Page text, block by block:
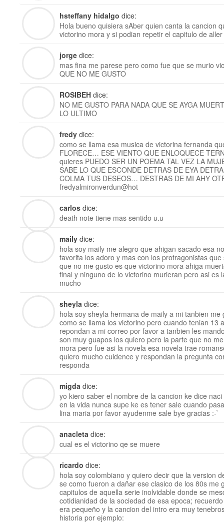
hsteffany hidalgo dice:
Hola bueno quisiera sAber quien canta la cancion
victorino mora y si podian repetir el capitulo de
jorge dice:
mas fina me parese pero como fue que se murio
QUE NO ME GUSTO
ROSIBEH dice:
NO ME GUSTO PARA NADA QUE SE AYGA
LO ULTIMO
fredy dice:
como se llama esa musica de victorina fernanda
FLORECE… ESE VIENTO QUE ENLOQUECE
quieres PUEDO SER UN POEMA TAL VEZ LA
SABE LO QUE ESCONDE DETRAS DE EYA
COLMA TUS DESEOS… DESTRAS DE MI AHY
fredyalmironverdun@hot
carlos dice:
death note tiene mas sentido u.u
maily dice:
hola soy maily me alegro que ahigan sacado esa
favorita los adoro y mas con los protragonistas
que no me gusto es que victorino mora ahiga
final y ninguno de lo victorino murieran pero asi es
mucho
sheyla dice:
hola soy sheyla hermana de maily a mi tanbien
como se llama los victorino pero cuando tenian 13
repondan a mi correo por favor a tanbien les
son muy guapos los quiero pero la parte que no
mora pero fue asi la novela esa novela trae
quiero mucho cuidence y respondan la pregunta
responda
migda dice:
yo kiero saber el nombre de la cancion ke dice
en la vida nunca supe ke es tener sale cuando
lina maria por favor ayudenme sale bye gracias :-`
anacleta dice:
cual es el victorino qe se muere
ricardo dice:
hola soy colombiano y quiero decir que la version
se como fueron a dañar ese clasico de los 80s me
capitulos de aquella serie inolvidable donde se
cotidianidad de la sociedad de esa epoca;
era pequeño y la cancion del intro era muy
historia por ejemplo: